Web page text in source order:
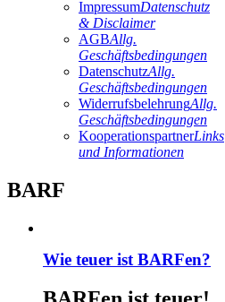
ImpressumDatenschutz
& Disclaimer
AGBAllg.
Geschäftsbedingungen
DatenschutzAllg.
Geschäftsbedingungen
WiderrufsbelehrungAllg.
Geschäftsbedingungen
KooperationspartnerLinks
und Informationen
BARF
Wie teuer ist BARFen?